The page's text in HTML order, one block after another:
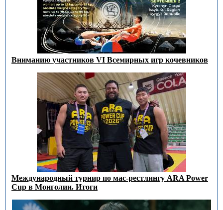
Вниманию участников VI Всемирных игр кочевников
Международный турнир по мас-рестлингу ARA Power
Cup в Монголии. Итоги